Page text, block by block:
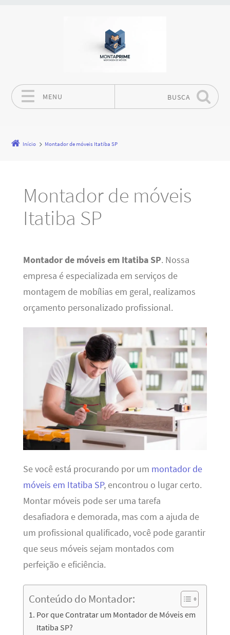
MENU BUSCA
Início Montador de móveis Itatiba SP
Montador de móveis
Itatiba SP
Montador de móveis em Itatiba SP. Nossa
empresa é especializada em serviços de
montagem de mobílias em geral, realizamos
orçamento personalizado profissional.
Se você está procurando por um montador de
móveis em Itatiba SP, encontrou o lugar certo.
Montar móveis pode ser uma tarefa
desafiadora e demorada, mas com a ajuda de
um profissional qualificado, você pode garantir
que seus móveis sejam montados com
perfeição e eficiência.
Conteúdo do Montador:
Por que Contratar um Montador de Móveis em
Itatiba SP?